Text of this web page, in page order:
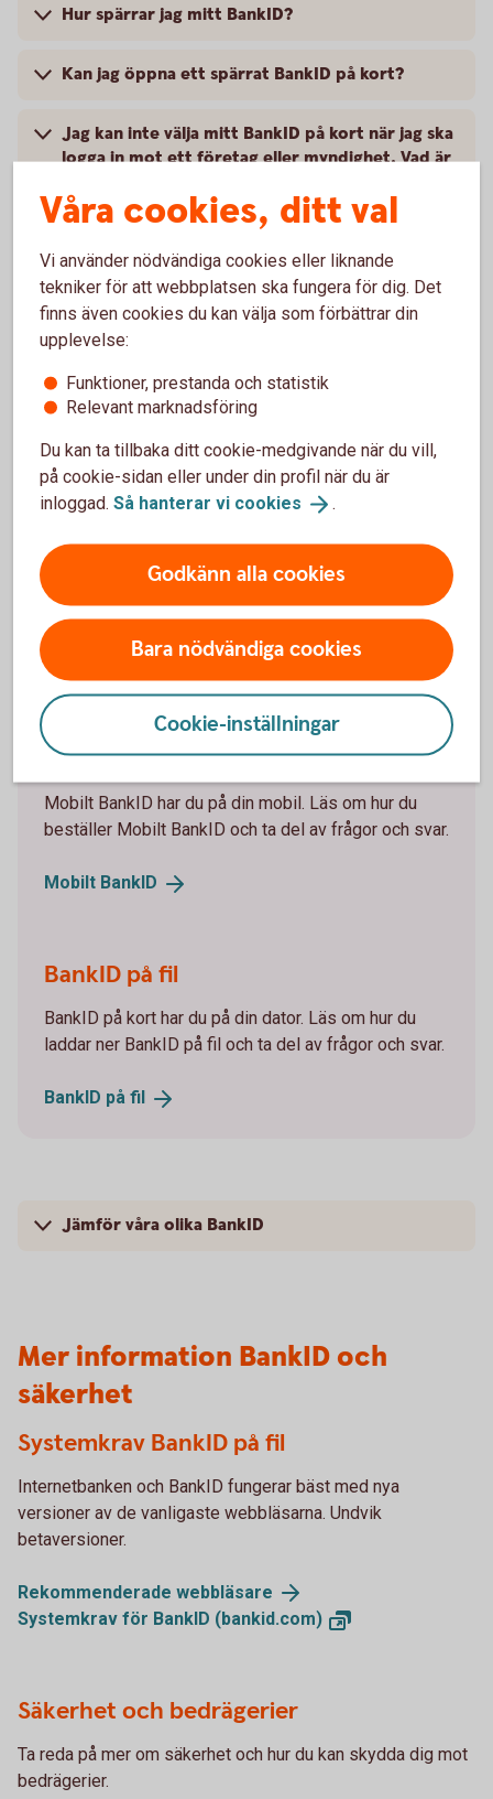
Hur spärrar jag mitt BankID?
Kan jag öppna ett spärrat BankID på kort?
Jag kan inte välja mitt BankID på kort när jag ska
logga in mot ett företag eller myndighet. Vad är
att gå ut?
Hur länge gäller BankID på kort?
Hur byter jag lösenord (PIN-kod) på mitt BankID
på kort?
Jag har glömt mitt lösenord. Vad ska jag göra?
Vill du beställa ett BankID
online?
Mobilt BankID
Mobilt BankID har du på din mobil. Läs om hur du
beställer Mobilt BankID och ta del av frågor och svar.
Mobilt BankID
BankID på fil
BankID på kort har du på din dator. Läs om hur du
laddar ner BankID på fil och ta del av frågor och svar.
BankID på fil
Jämför våra olika BankID
Mer information BankID och
säkerhet
Systemkrav BankID på fil
Internetbanken och BankID fungerar bäst med nya
versioner av de vanligaste webbläsarna. Undvik
betaversioner.
Rekommenderade webbläsare
Systemkrav för BankID (bankid.com)
Säkerhet och bedrägerier
Ta reda på mer om säkerhet och hur du kan skydda dig mot
bedrägerier.
Våra cookies, ditt val
Vi använder nödvändiga cookies eller liknande
tekniker för att webbplatsen ska fungera för dig. Det
finns även cookies du kan välja som förbättrar din
upplevelse:
Funktioner, prestanda och statistik
Relevant marknadsföring
Du kan ta tillbaka ditt cookie-medgivande när du vill,
på cookie-sidan eller under din profil när du är
inloggad. Så hanterar vi cookies .
Godkänn alla cookies
Bara nödvändiga cookies
Cookie-inställningar